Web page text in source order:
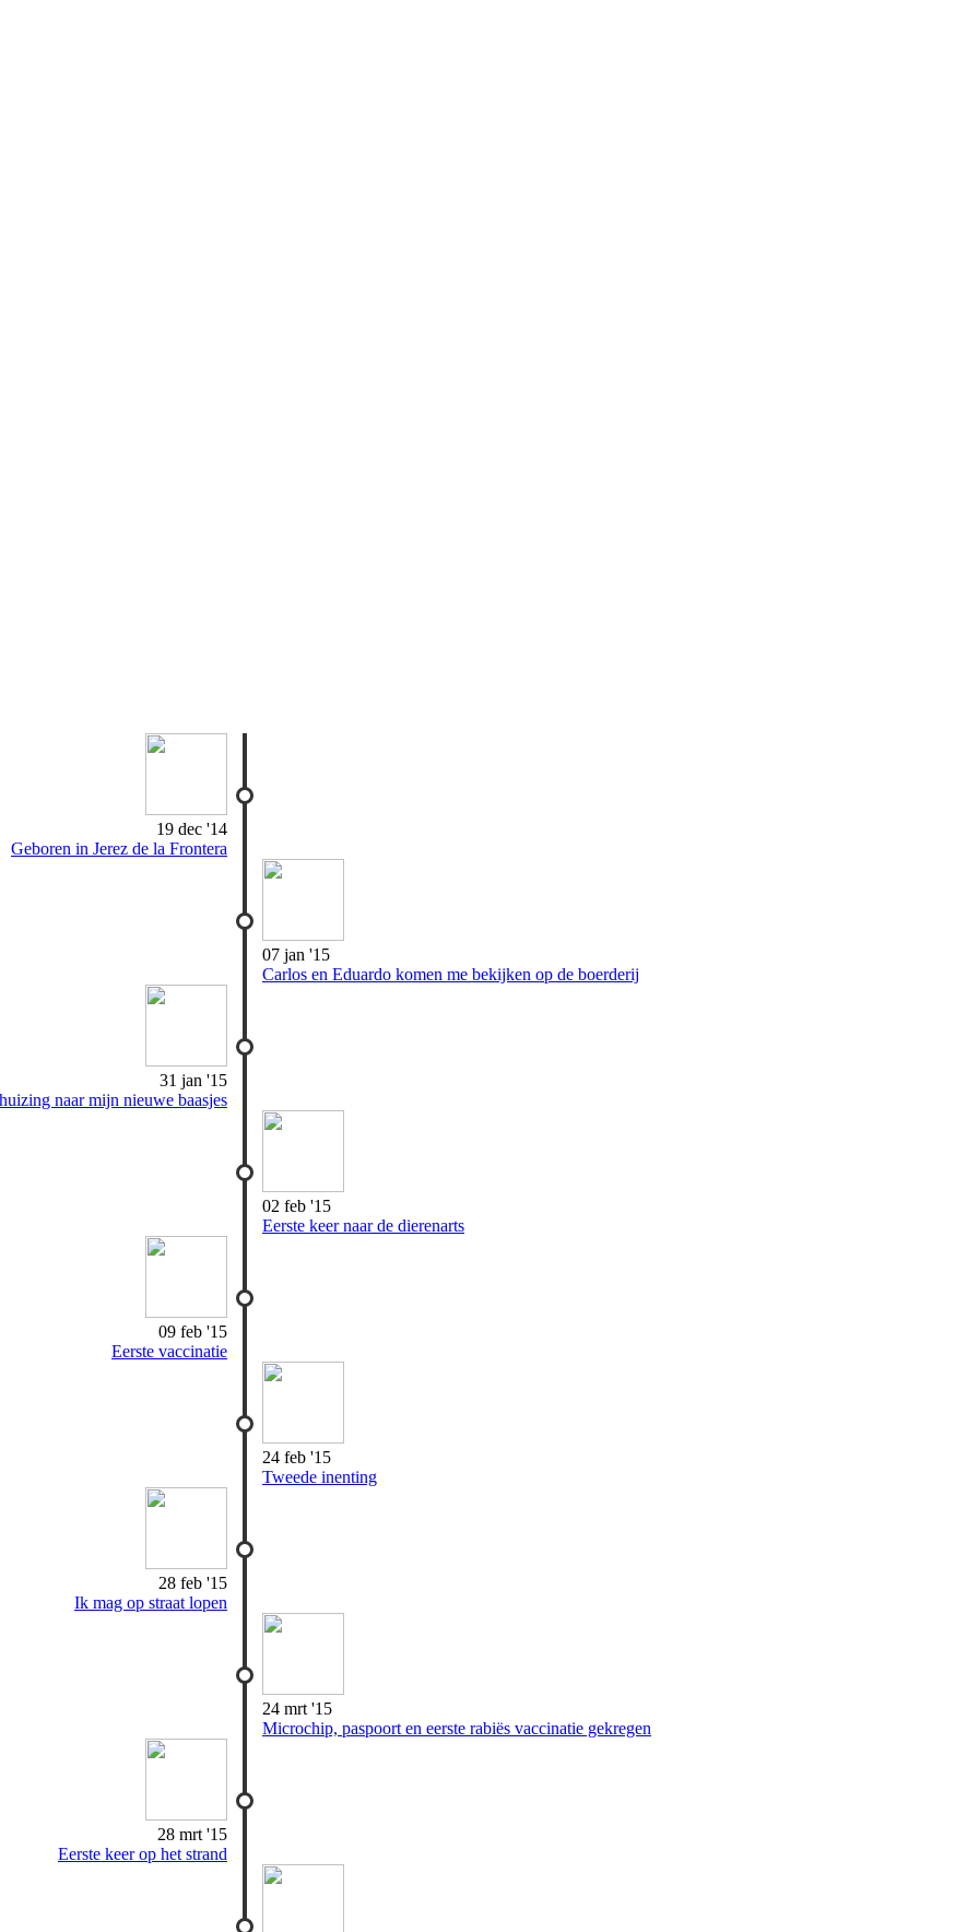
19 dec '14
Geboren in Jerez de la Frontera
07 jan '15
Carlos en Eduardo komen me bekijken op de boerderij
31 jan '15
naar mijn nieuwe baasjes
02 feb '15
Eerste keer naar de dierenarts
09 feb '15
Eerste vaccinatie
24 feb '15
Tweede inenting
28 feb '15
Ik mag op straat lopen
24 mrt '15
Microchip, paspoort en eerste rabiës vaccinatie gekregen
28 mrt '15
Eerste keer op het strand